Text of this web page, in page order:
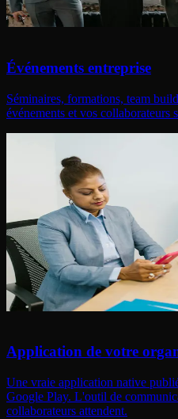
Événements entreprise
Séminaires, formations, team
événements et vos collaborateurs
Application de votre
Une vraie application native
Google Play. L'outil de
collaborateurs attendent.